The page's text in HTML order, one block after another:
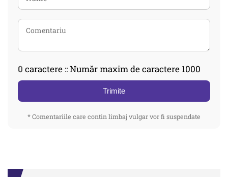
0 caractere :: Număr maxim de caractere 1000
Trimite
* Comentariile care contin limbaj vulgar vor fi suspendate